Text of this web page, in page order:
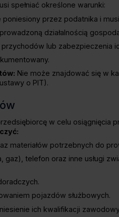
spełniać określone warunki:
przez podatnika i
działalnością
lub zabezpieczenia
Nie może znajdować się w
o PIT).
w celu osiągnięcia
materiałów potrzebnych do
telefon oraz inne usługi
pojazdów służbowych.
ich kwalifikacji